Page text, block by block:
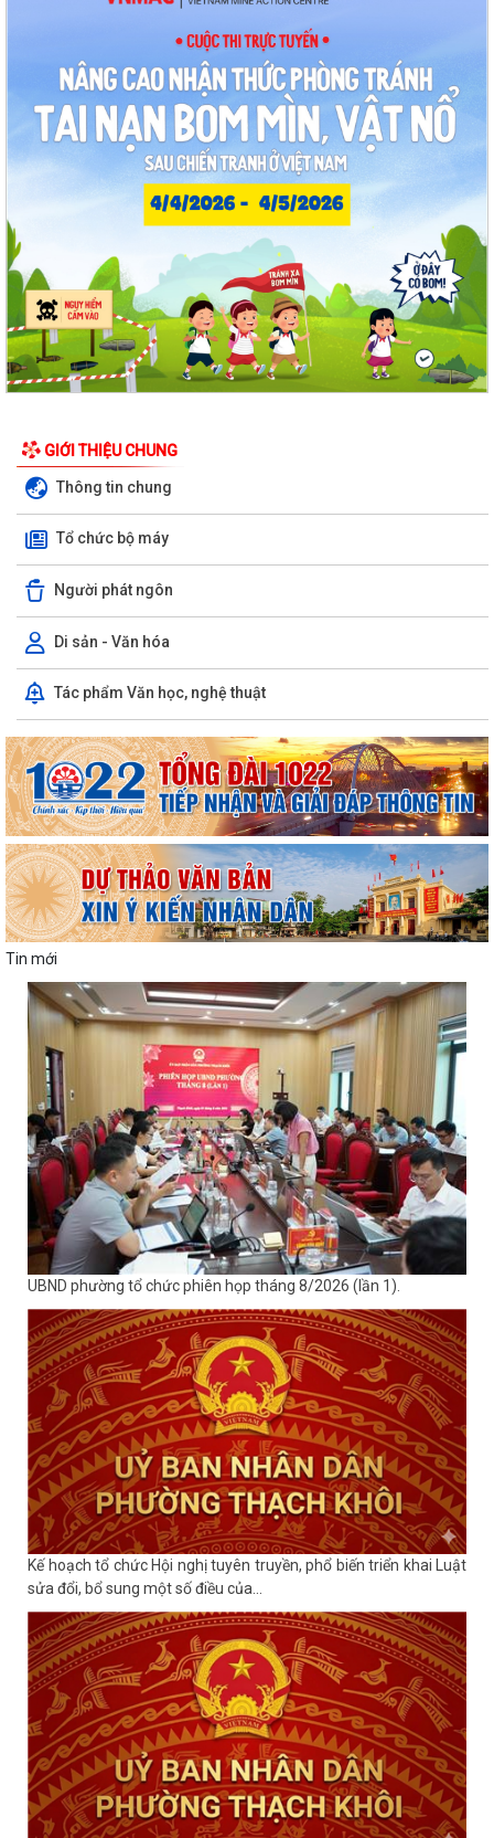
GIỚI THIỆU CHUNG
Thông tin chung
Tổ chức bộ máy
Người phát ngôn
Di sản - Văn hóa
Tác phẩm Văn học, nghệ thuật
Tin mới
UBND phường tổ chức phiên họp tháng 8/2026 (lần 1).
Kế hoạch tổ chức Hội nghị tuyên truyền, phổ biến triển khai Luật
sửa đổi, bổ sung một số điều của...